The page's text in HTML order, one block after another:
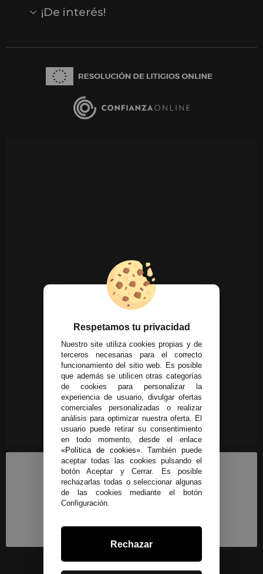
Opiniones
Reseñas en Google
¡De interés!
Respetamos tu privacidad
Nuestro site utiliza cookies propias y de
terceros necesarias para el correcto
funcionamiento del sitio web. Es posible
que además se utilicen otras categorías
de cookies para personalizar la
experiencia de usuario, divulgar ofertas
comerciales personalizadas o realizar
análisis para optimizar nuestra oferta. El
usuario puede retirar su consentimiento
en todo momento, desde el enlace
«Política de cookies». También puede
aceptar todas las cookies pulsando el
botón Aceptar y Cerrar. Es posible
rechazarlas todas o seleccionar algunas
de las cookies mediante el botón
Configuración.
Rechazar